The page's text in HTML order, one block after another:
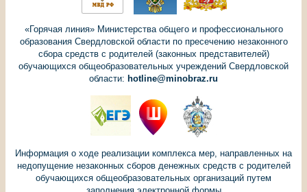
«Горячая линия» Министерства общего и профессионального
образования Свердловской области по пресечению незаконного
сбора средств с родителей (законных представителей)
обучающихся общеобразовательных учреждений Свердловской
области: hotline@minobraz.ru
Информация о ходе реализации комплекса мер, направленных на
недопущение незаконных сборов денежных средств с родителей
обучающихся общеобразовательных организаций путем